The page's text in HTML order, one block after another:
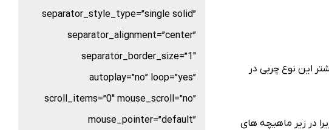
این نوع چربی در
در زیر ماهیچه های
separator_style_type=”single solid”
separator_alignment=”center”
separator_border_size=”1″
autoplay=”no” loop=”yes”
scroll_items=”0″ mouse_scroll=”no”
mouse_pointer=”default”